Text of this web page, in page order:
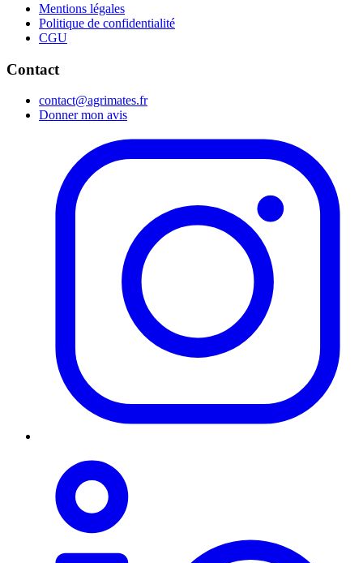
Mentions légales
Politique de confidentialité
CGU
Contact
contact@agrimates.fr
Donner mon avis